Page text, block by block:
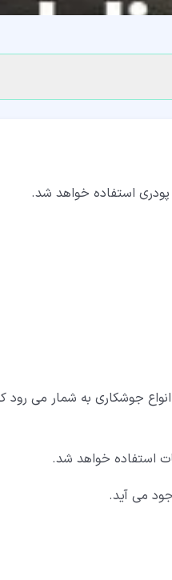
پودری استفاده خواهد شد.
جوشکاری به شمار می رود
استفاده خواهد شد.
می آید.